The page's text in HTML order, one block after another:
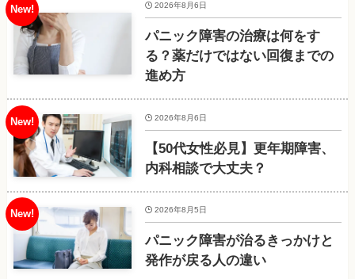
パニック障害の治療は何をす
る？薬だけではない回復までの
進め方
2026年8月6日
【50代女性必見】更年期障害、
内科相談で大丈夫？
2026年8月6日
パニック障害が治るきっかけと
発作が戻る人の違い
2026年8月5日